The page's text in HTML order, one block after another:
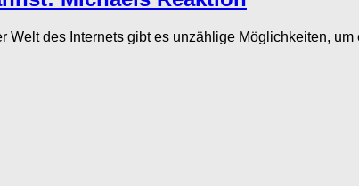
des Internets gibt es unzählige Möglichkeiten,